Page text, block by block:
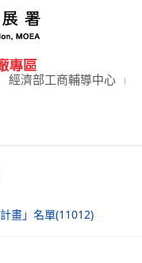
經濟部工商輔導中心
畫」名單(11012)